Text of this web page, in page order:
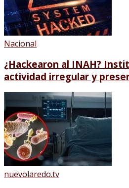
Nacional
¿Hackearon al INAH?
actividad irregular y
nuevolaredo.tv